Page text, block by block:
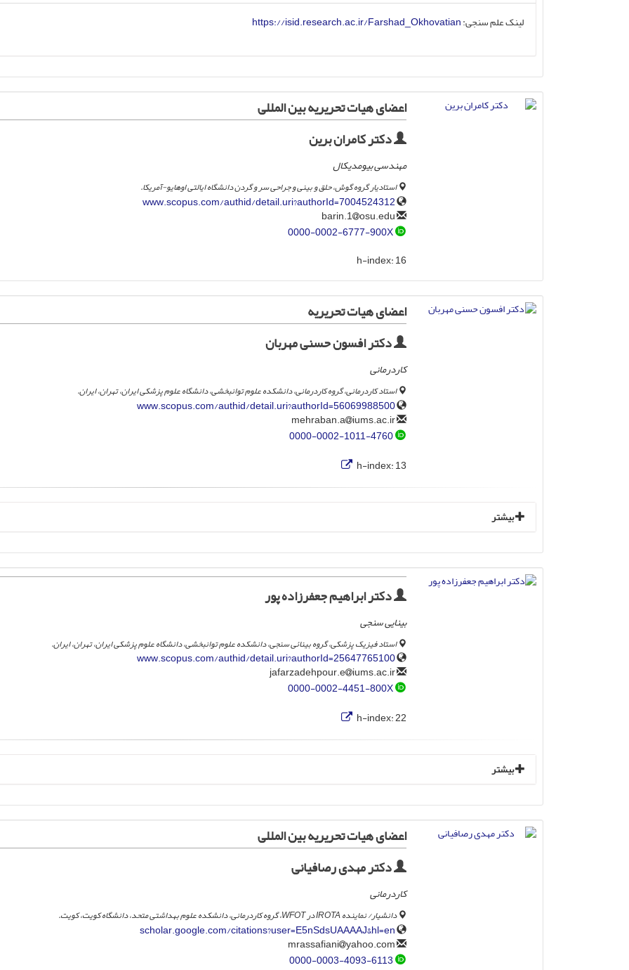
لینک علم سنجی:https://isid.research.ac.ir/Farshad_Okhovatian
اعضای هیات تحریریه بین المللی
دکتر کامران برین
مهندسی بیومدیکال
استادیار گروه گوش، حلق و بینی و جراحی سر و گردن دانشگاه ایالتی اوهایو-آمریکا.
www.scopus.com/authid/detail.uri?authorId=7004524312
osu.edu
0000-0002-6777-900X
h-index:16
اعضای هیات تحریریه
دکتر افسون حسنی مهربان
کاردرمانی
استاد کاردرمانی، گروه کاردرمانی، دانشکده علوم توانبخشی، دانشگاه علوم پزشکی ایران، تهران، ایران.
www.scopus.com/authid/detail.uri?authorId=56069988500
iums.ac.ir
0000-0002-1011-4760
h-index:13
بیشتر
دکتر ابراهیم جعفرزاده پور
بینایی سنجی
استاد فیزیک پزشکی، گروه بینائی سنجی، دانشکده علوم توانبخشی، دانشگاه علوم پزشکی ایران، تهران، ایران.
www.scopus.com/authid/detail.uri?authorId=25647765100
iums.ac.ir
0000-0002-4451-800X
h-index:22
بیشتر
اعضای هیات تحریریه بین المللی
دکتر مهدی رصافیانی
کاردرمانی
دانشیار/ نماینده IROTA در WFOT، گروه کاردرمانی، دانشکده علوم بهداشتی متحد، دانشگاه کویت، کویت.
scholar.google.com/citations?user=E5nSdsUAAAAJ&hl=en
yahoo.com
0000-0003-4093-6113